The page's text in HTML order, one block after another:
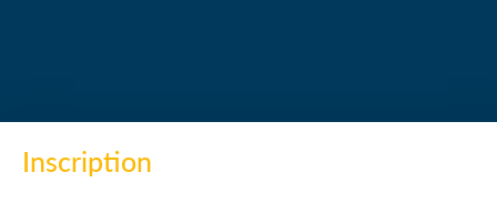
Inscription